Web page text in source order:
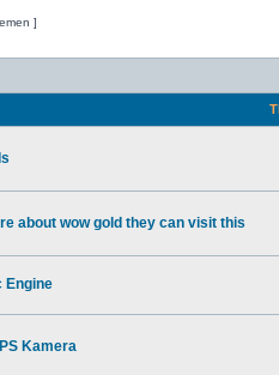
]
about wow gold they can visit this
Engine
Kamera